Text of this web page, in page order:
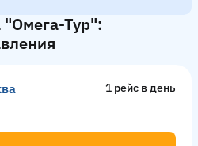
"Омега-Тур":
1 рейс в день